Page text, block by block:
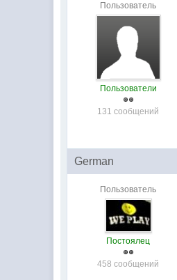
Пользователь
Пользователи
131 сообщений
German
Пользователь
Постоялец
458 сообщений